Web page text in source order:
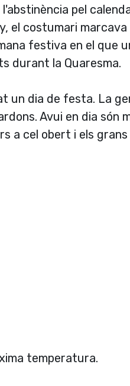
pel
el costumari
festiva en el que
durant la Quaresma.
un dia de festa. La
Avui en dia són
a cel obert i els grans
temperatura.